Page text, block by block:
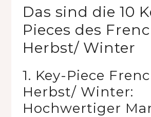
Das sind die 10
Pieces des
Herbst/ Winter
1. Key-Piece
Herbst/ Winter:
Hochwertiger